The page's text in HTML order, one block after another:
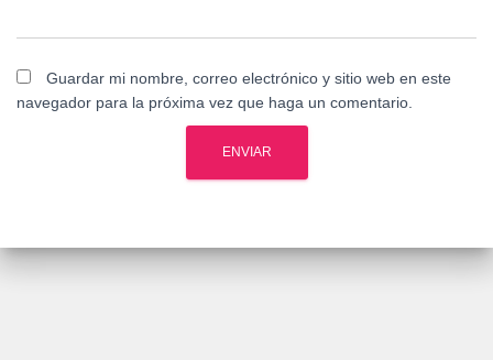
Guardar mi nombre, correo electrónico y sitio web en este
navegador para la próxima vez que haga un comentario.